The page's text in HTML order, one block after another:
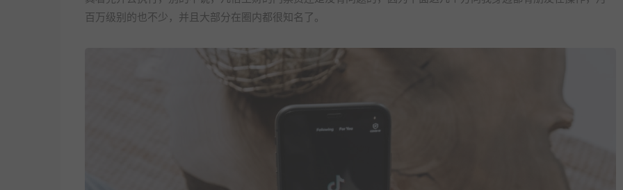
百万级别的也不少，并且大部分在圈内都很知名了。